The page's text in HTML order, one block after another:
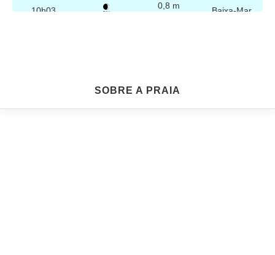
10h03 3%
0,8 m Baixa-Mar
Sexta
SOBRE A PRAIA